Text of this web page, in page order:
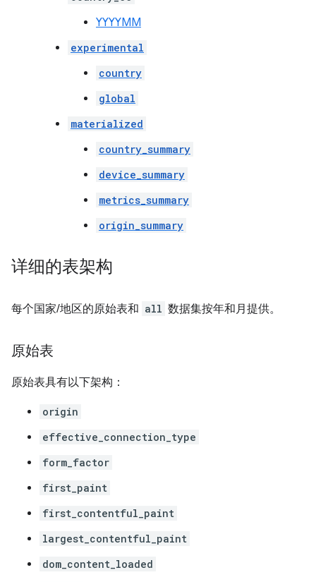
YYYYMM
experimental
country
global
materialized
country_summary
device_summary
metrics_summary
origin_summary
详细的表架构
每个国家/地区的原始表和 all 数据集按年和月提供。
原始表
原始表具有以下架构：
origin
effective_connection_type
form_factor
first_paint
first_contentful_paint
largest_contentful_paint
dom_content_loaded